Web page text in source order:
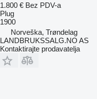
1.800 € Bez PDV-a
Plug
1900
Norveška, Trøndelag
LANDBRUKSSALG.NO AS
Kontaktirajte prodavatelja